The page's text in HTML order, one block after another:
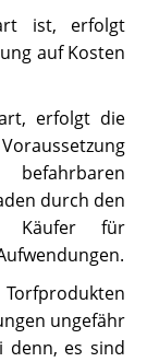
ist, erfolgt
auf Kosten
erfolgt die
durch den
Käufer für
ungefähr
denn, es sind